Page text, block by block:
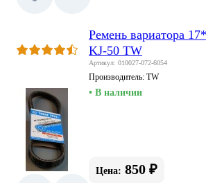
Ремень вариатора
KJ-50 TW
Артикул: 010027-072-6054
Производитель: TW
• В наличии
Цена: 850 ₽